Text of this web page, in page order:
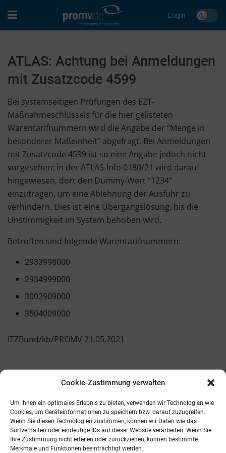
Cookie-Zustimmung verwalten
Um Ihnen ein optimales Erlebnis zu bieten, verwenden wir Technologien wie
Cookies, um Geräteinformationen zu speichern bzw. darauf zuzugreifen.
Wenn Sie diesen Technologien zustimmen, können wir Daten wie das
Surfverhalten oder eindeutige IDs auf dieser Website verarbeiten. Wenn Sie
Ihre Zustimmung nicht erteilen oder zurückziehen, können bestimmte
Merkmale und Funktionen beeinträchtigt werden.
Login
ATLAS: Achtung bei Anmeldungen
mit Zusatzcode 4599
Bei systemseitigen Prüfungen des EZT-
Maßnahmeschlüssels für die hier gelisteten
Warentarifnummern wird die Angabe der “Menge in
besonderer Maßeinheit” abgefragt. Bei Anmeldungen
mit Zusatzcode 4599 ist so eine Angabe jedoch nicht
vorgesehen; in der ATLAS-Info 0180/21 wird darauf
hingewiesen, dort den Dummy-Wert “1234”
einzutragen, um eine Ablehnung der Ausfuhr zu
verhindern. Dies ist eine Übergangslösung, bis die
Unstimmigkeit im System behoben wird.
Betroffen sind folgende Warentarifnummern:
2933998000
2934999000
3002909000
3504009000
ITZBund/kb/PROMV 21.05.2021
Kontakt AGB Fachmedien Cookie-Richtlinie (EU)
Telefon: 0821 242800
E-Mail: info@promv.de